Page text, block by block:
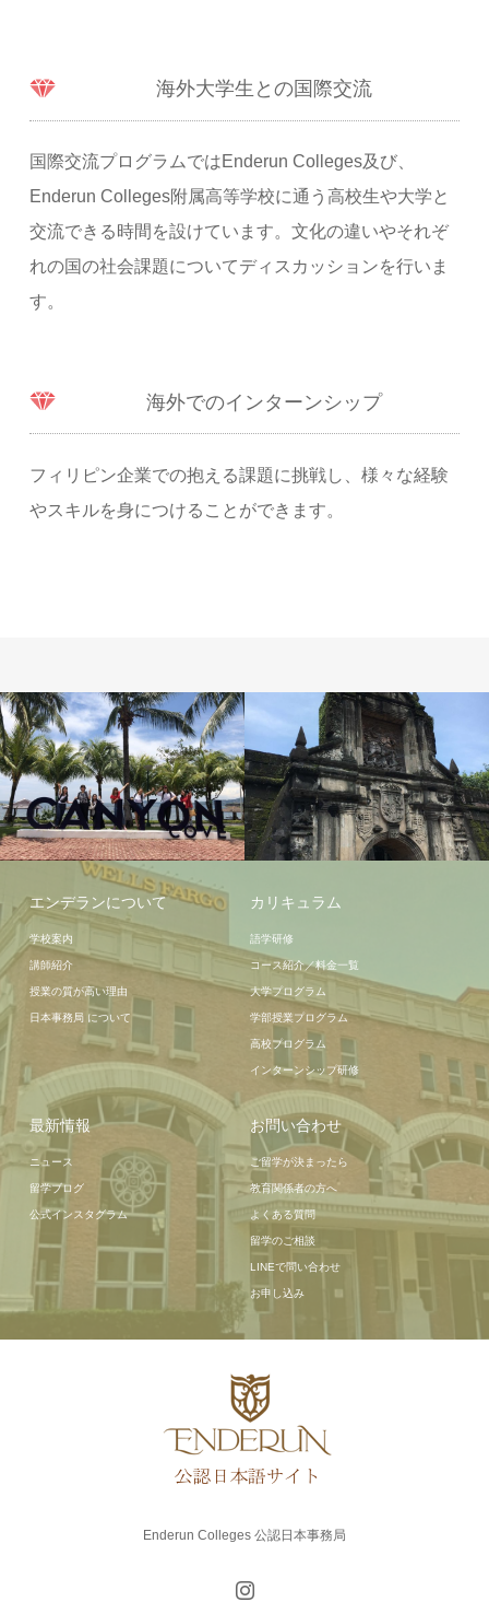
海外大学生との国際交流
国際交流プログラムではEnderun Colleges及び、
Enderun Colleges附属高等学校に通う高校生や大学と
交流できる時間を設けています。文化の違いやそれぞ
れの国の社会課題についてディスカッションを行いま
す。
海外でのインターンシップ
フィリピン企業での抱える課題に挑戦し、様々な経験
やスキルを身につけることができます。
周辺情報
エンデランについて
学校案内
講師紹介
授業の質が高い理由
日本事務局 について
カリキュラム
語学研修
コース紹介／料金一覧
大学プログラム
学部授業プログラム
高校プログラム
インターンシップ研修
最新情報
ニュース
留学ブログ
公式インスタグラム
お問い合わせ
ご留学が決まったら
教育関係者の方へ
よくある質問
留学のご相談
LINEで問い合わせ
お申し込み
Enderun Colleges 公認日本事務局